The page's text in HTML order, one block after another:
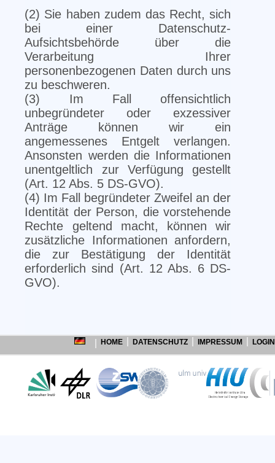
(2) Sie haben zudem das Recht, sich
bei einer Datenschutz-
Aufsichtsbehörde über die
Verarbeitung Ihrer
personenbezogenen Daten durch uns
zu beschweren.
(3) Im Fall offensichtlich
unbegründeter oder exzessiver
Anträge können wir ein
angemessenes Entgelt verlangen.
Ansonsten werden die Informationen
unentgeltlich zur Verfügung gestellt
(Art. 12 Abs. 5 DS-GVO).
(4) Im Fall begründeter Zweifel an der
Identität der Person, die vorstehende
Rechte geltend macht, können wir
zusätzliche Informationen anfordern,
die zur Bestätigung der Identität
erforderlich sind (Art. 12 Abs. 6 DS-
GVO).
HOME DATENSCHUTZ IMPRESSUM LOGIN